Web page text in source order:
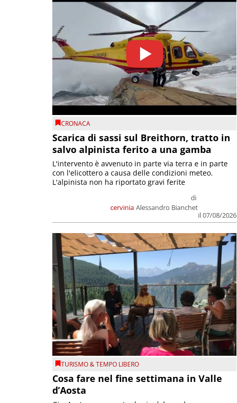
CRONACA
Scarica di sassi sul Breithorn, tratto in
salvo alpinista ferito a una gamba
cervinia
di
Alessandro Bianchet
il 07/08/2026
L'intervento è avvenuto in parte via terra e in parte
con l'elicottero a causa delle condizioni meteo.
L'alpinista non ha riportato gravi ferite
TURISMO & TEMPO LIBERO
Cosa fare nel fine settimana in Valle
d’Aosta